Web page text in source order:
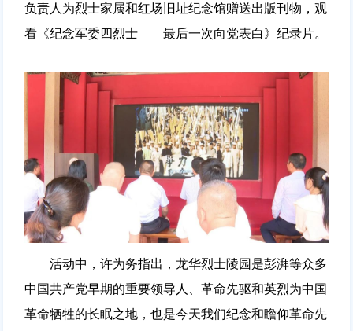
负责人为烈士家属和红场旧址纪念馆赠送出版刊物，观
看《纪念军委四烈士——最后一次向党表白》纪录片。
活动中，许为务指出，龙华烈士陵园是彭湃等众多
中国共产党早期的重要领导人、革命先驱和英烈为中国
革命牺牲的长眠之地，也是今天我们纪念和瞻仰革命先